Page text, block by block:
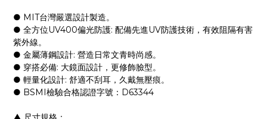
● MIT台灣嚴選設計製造。
● 全方位UV400偏光防護: 配備先進UV防護技術，有效阻隔有害
紫外線。
● 金屬薄鋼設計: 營造日常文青時尚感。
● 穿搭必備: 大鏡面設計，更修飾臉型。
● 輕量化設計: 舒適不刮耳，久戴無壓痕。
● BSMI檢驗合格認證字號：D63344